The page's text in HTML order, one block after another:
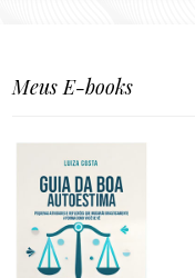
Meus E-books